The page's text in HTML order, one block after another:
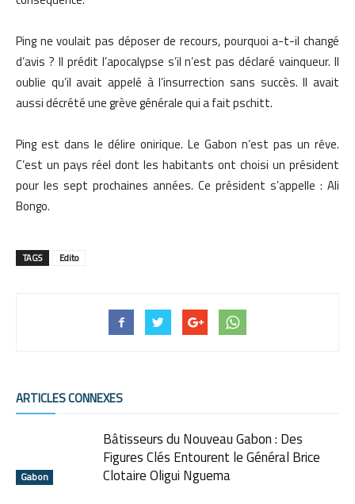
Ping ne voulait pas déposer de recours, pourquoi a-t-il changé
d’avis ? Il prédit l’apocalypse s’il n’est pas déclaré vainqueur. Il
oublie qu’il avait appelé à l’insurrection sans succès. Il avait
aussi décrété une grève générale qui a fait pschitt.
Ping est dans le délire onirique. Le Gabon n’est pas un rêve.
C’est un pays réel dont les habitants ont choisi un président
pour les sept prochaines années. Ce président s’appelle : Ali
Bongo.
TAGS Edito
ARTICLES CONNEXES
Gabon
Bâtisseurs du Nouveau Gabon : Des
Figures Clés Entourent le Général Brice
Clotaire Oligui Nguema